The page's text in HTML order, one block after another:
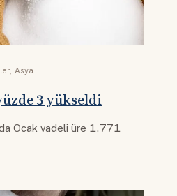
Asya
3 yükseldi
Ocak vadeli üre 1.771